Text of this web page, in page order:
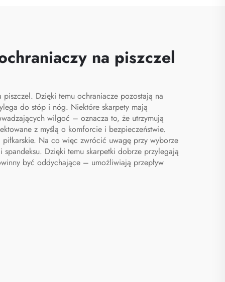
na piszczel
Dzięki temu ochraniacze pozostają na
do stóp i nóg. Niektóre skarpety mają
wilgoć – oznacza to, że utrzymują
z myślą o komforcie i bezpieczeństwie.
Na co więc zwrócić uwagę przy wyborze
Dzięki temu skarpetki dobrze przylegają
być oddychające – umożliwiają przepływ